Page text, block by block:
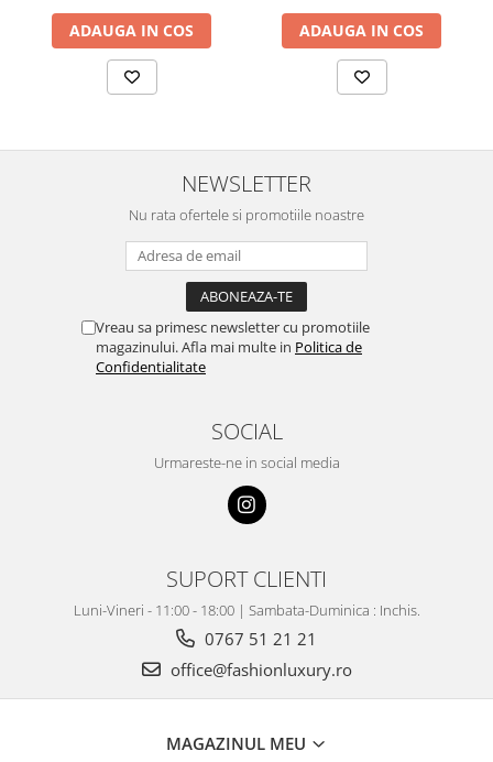
ADAUGA IN COS ADAUGA IN COS
NEWSLETTER
Nu rata ofertele si promotiile noastre
Vreau sa primesc newsletter cu promotiile
magazinului. Afla mai multe in Politica de
Confidentialitate
SOCIAL
Urmareste-ne in social media
SUPORT CLIENTI
Luni-Vineri - 11:00 - 18:00 | Sambata-Duminica : Inchis.
0767 51 21 21
office@fashionluxury.ro
MAGAZINUL MEU